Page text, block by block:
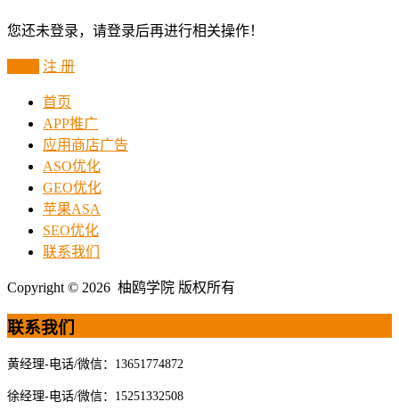
您还未登录，请登录后再进行相关操作！
注 册
首页
APP推广
应用商店广告
ASO优化
GEO优化
苹果ASA
SEO优化
联系我们
Copyright © 2026 柚鸥学院 版权所有
联系我们
黄经理-电话/微信：13651774872
徐经理-电话/微信：15251332508